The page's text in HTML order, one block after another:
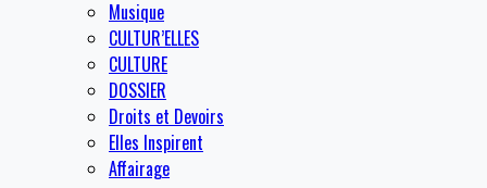
Musique
CULTUR’ELLES
CULTURE
DOSSIER
Droits et Devoirs
Elles Inspirent
Affairage